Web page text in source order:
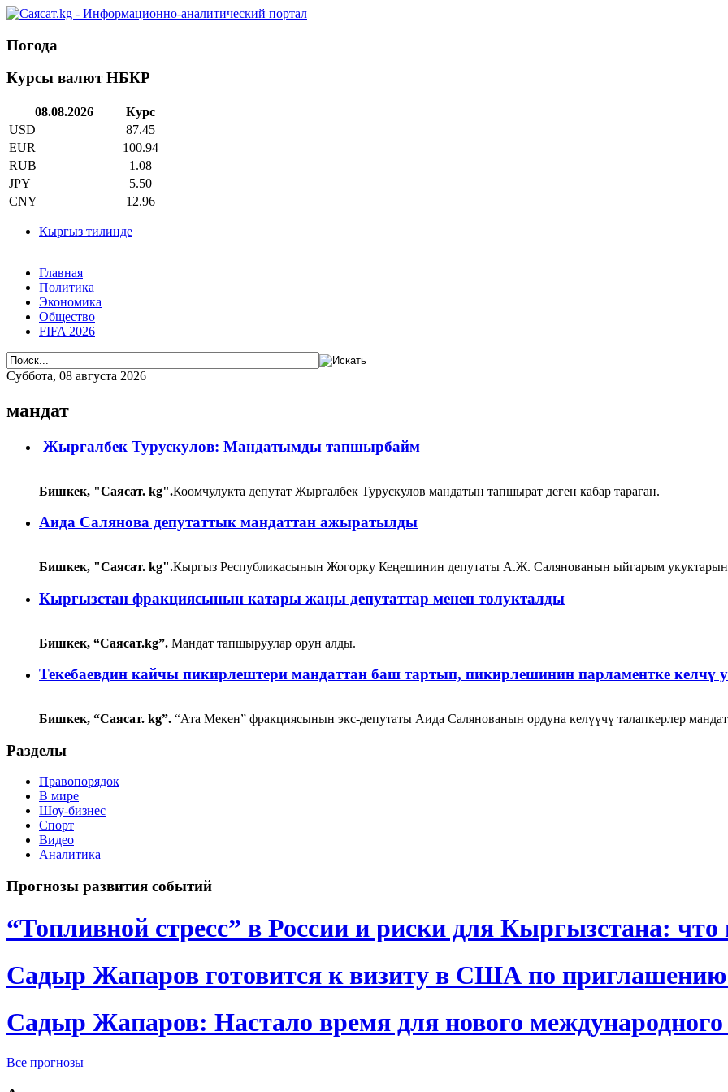
Погода
Курсы валют НБКР
08.08.2026
Курс
USD
87.45
EUR
100.94
RUB
1.08
JPY
5.50
CNY
12.96
Кыргыз тилинде
Главная
Политика
Экономика
Общество
FIFA 2026
Суббота, 08 августа 2026
мандат
Жыргалбек Турускулов: Мандатымды тапшырбайм
Бишкек, "Саясат. kg".Коомчулукта депутат Жыргалбек Турускулов мандатын тапшырат деген кабар тараган.
Аида Салянова депутаттык мандаттан ажыратылды
Бишкек, "Саясат. kg".Кыргыз Республикасынын Жогорку Кеңешинин депутаты А.Ж. Салянованын ыйгарым укуктарын
Кыргызстан фракциясынын катары жаӊы депутаттар менен толукталды
Бишкек, “Саясат.kg”. Мандат тапшыруулар орун алды.
Текебаевдин кайчы пикирлештери мандаттан баш тартып, пикирлешинин парламентке
Бишкек, “Саясат. kg”. “Ата Мекен” фракциясынын экс-депутаты Аида Салянованын ордуна келүүчү талапкерлер
Разделы
Правопорядок
В мире
Шоу-бизнес
Спорт
Видео
Аналитика
Прогнозы развития событий
“Топливной стресс” в России и риски для Кыргызстана: что
Садыр Жапаров готовится к визиту в США по
Садыр Жапаров: Настало время для нового международного
Все прогнозы